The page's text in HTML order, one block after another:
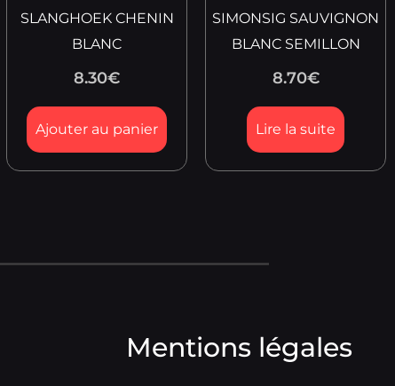
SLANGHOEK CHENIN
BLANC
8.30€
Ajouter au panier
SIMONSIG SAUVIGNON
BLANC SEMILLON
8.70€
Lire la suite
Mentions légales